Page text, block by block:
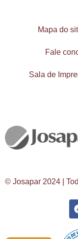
Mapa do
Fale
Sala de
© Josapar 2024 |